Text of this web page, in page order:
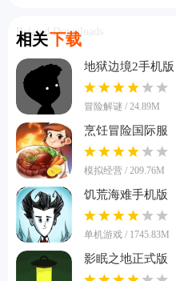
相关下载
Related Downloads
地狱边境2手机版
冒险解谜 / 24.89M
烹饪冒险国际服
模拟经营 / 209.76M
饥荒海难手机版
单机游戏 / 1745.83M
影眠之地正式版